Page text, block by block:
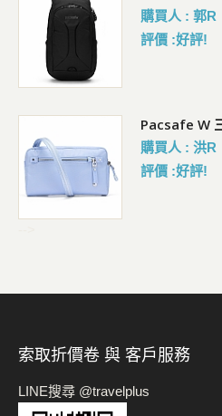
購買人 : 郭R
評價 :好評!
Pacsafe W
購買人 : 洪R
評價 :好評!
索取折價卷 與 客戶服務
LINE搜尋 @travelplus